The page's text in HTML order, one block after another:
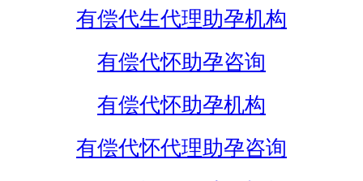
有偿代生代理助孕机构
有偿代怀助孕咨询
有偿代怀助孕机构
有偿代怀代理助孕咨询